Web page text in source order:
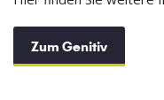
Zum Genitiv